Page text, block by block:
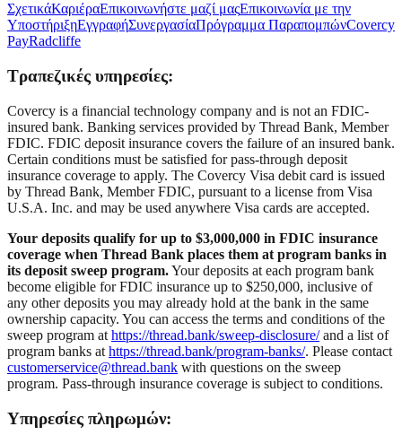
ΣχετικάΚαριέραΕπικοινωνήστε μαζί μαςΕπικοινωνία με την
ΥποστήριξηΕγγραφήΣυνεργασίαΠρόγραμμα ΠαραπομπώνCovercy
PayRadcliffe
Τραπεζικές υπηρεσίες:
Covercy is a financial technology company and is not an FDIC-
insured bank. Banking services provided by Thread Bank, Member
FDIC. FDIC deposit insurance covers the failure of an insured bank.
Certain conditions must be satisfied for pass-through deposit
insurance coverage to apply. The Covercy Visa debit card is issued
by Thread Bank, Member FDIC, pursuant to a license from Visa
U.S.A. Inc. and may be used anywhere Visa cards are accepted.
Your deposits qualify for up to $3,000,000 in FDIC insurance
coverage when Thread Bank places them at program banks in
its deposit sweep program.Your deposits at each program bank
become eligible for FDIC insurance up to $250,000, inclusive of
any other deposits you may already hold at the bank in the same
ownership capacity. You can access the terms and conditions of the
sweep program at https://thread.bank/sweep-disclosure/and a list of
program banks at https://thread.bank/program-banks/. Please contact
customerservice@thread.bank with questions on the sweep
program. Pass-through insurance coverage is subject to conditions.
Υπηρεσίες πληρωμών: